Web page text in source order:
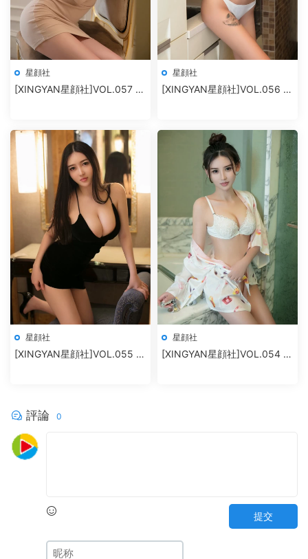
星顔社
[XINGYAN星顔社]VOL.057 孫
星顔社
[XINGYAN星顔社]VOL.056 廿
星顔社
[XINGYAN星顔社]VOL.055 恩
星顔社
[XINGYAN星顔社]VOL.054 韓
評論 0
提交